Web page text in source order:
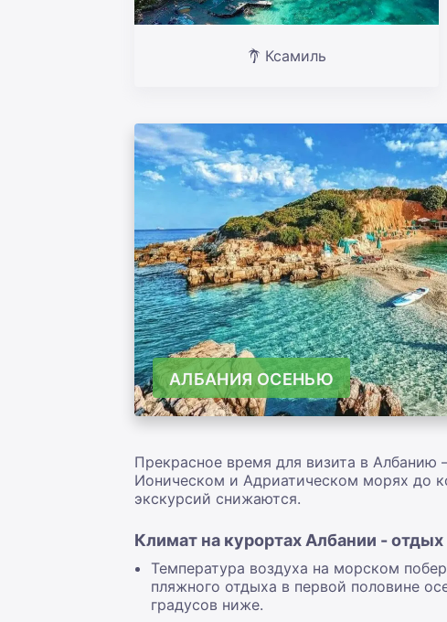
Ксамиль
АЛБАНИЯ ОСЕНЬЮ
Прекрасное время для визита в Албанию
Ионическом и Адриатическом морях до
экскурсий снижаются.
Климат на курортах Албании -
Температура воздуха на морском
пляжного отдыха в первой половине
градусов ниже.